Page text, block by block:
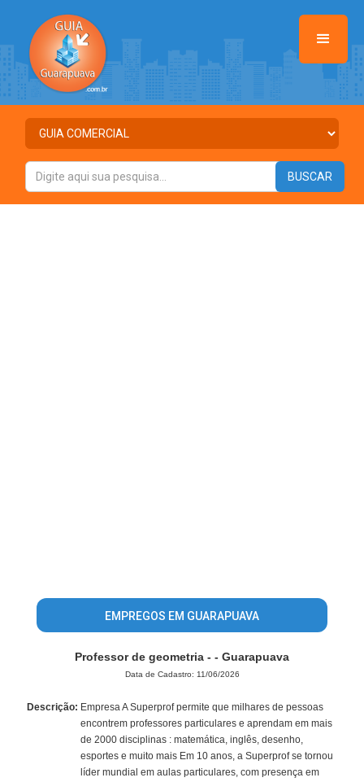
EMPREGOS EM GUARAPUAVA
Professor de geometria - - Guarapuava
Data de Cadastro: 11/06/2026
Descrição: Empresa A Superprof permite que milhares de pessoas
encontrem professores particulares e aprendam em mais
de 2000 disciplinas : matemática, inglês, desenho,
esportes e muito mais Em 10 anos, a Superprof se tornou
líder mundial em aulas particulares, com presença em